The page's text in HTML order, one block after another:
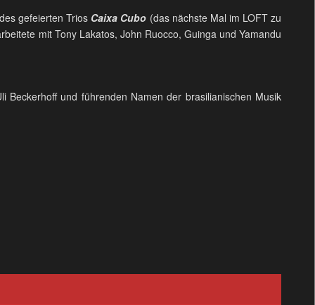
gefeierten Trios Caixa Cubo (das nächste Mal im LOFT zu
mit Tony Lakatos, John Ruocco, Guinga und Yamandu
und führenden Namen der brasilianischen Musik